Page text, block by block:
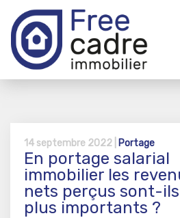
14 septembre 2022 | Portage
En portage salarial
immobilier les
nets perçus sont-ils
plus importants ?